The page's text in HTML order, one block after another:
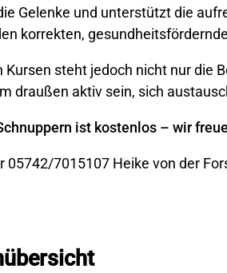
Gelenke und unterstützt die
korrekten,
Kursen steht jedoch nicht nur die
draußen aktiv sein, sich
ist kostenlos – wir
05742/7015107 Heike von der